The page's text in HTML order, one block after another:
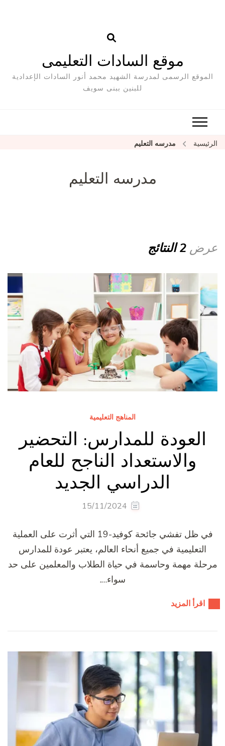
موقع السادات التعليمى
الموقع الرسمى لمدرسة الشهيد محمد أنور السادات الإعدادية
للبنين ببنى سويف
الرئيسية مدرسه التعليم
مدرسه التعليم
عرض 2 النتائج
المناهج التعليمية
العودة للمدارس: التحضير
والاستعداد الناجح للعام
الدراسي الجديد
15/11/2024
في ظل تفشي جائحة كوفيد-19 التي أثرت على العملية
التعليمية في جميع أنحاء العالم، يعتبر عودة للمدارس
مرحلة مهمة وحاسمة في حياة الطلاب والمعلمين على حد
سواء….
اقرأ المزيد